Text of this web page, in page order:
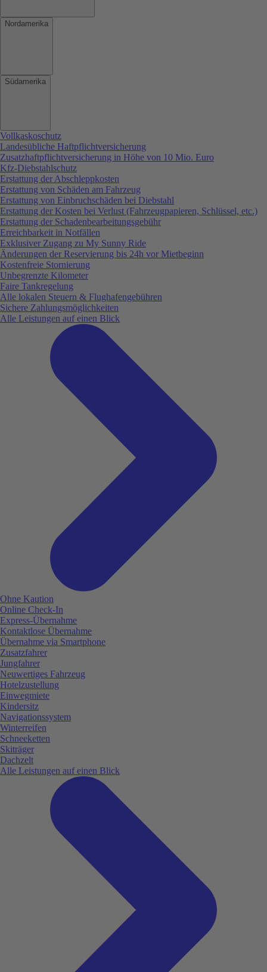
Nordamerika
Südamerika
Vollkaskoschutz
Landesübliche Haftpflichtversicherung
Zusatzhaftpflichtversicherung in Höhe von 10 Mio. Euro
Kfz-Diebstahlschutz
Erstattung der Abschleppkosten
Erstattung von Schäden am Fahrzeug
Erstattung von Einbruchschäden bei Diebstahl
Erstattung der Kosten bei Verlust (Fahrzeugpapieren, Schlüssel, etc.)
Erstattung der Schadenbearbeitungsgebühr
Erreichbarkeit in Notfällen
Exklusiver Zugang zu My Sunny Ride
Änderungen der Reservierung bis 24h vor Mietbeginn
Kostenfreie Stornierung
Unbegrenzte Kilometer
Faire Tankregelung
Alle lokalen Steuern & Flughafengebühren
Sichere Zahlungsmöglichkeiten
Alle Leistungen auf einen Blick
Ohne Kaution
Online Check-In
Express-Übernahme
Kontaktlose Übernahme
Übernahme via Smartphone
Zusatzfahrer
Jungfahrer
Neuwertiges Fahrzeug
Hotelzustellung
Einwegmiete
Kindersitz
Navigationssystem
Winterreifen
Schneeketten
Skiträger
Dachzelt
Alle Leistungen auf einen Blick